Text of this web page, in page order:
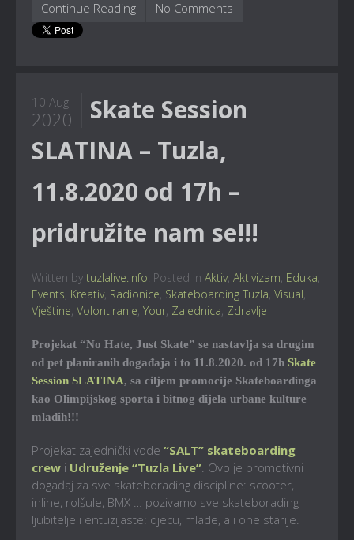
Continue Reading No Comments
10 Aug
2020
Skate Session
SLATINA – Tuzla,
11.8.2020 od 17h –
pridružite nam se!!!
Written by tuzlalive.info . Posted in Aktiv, Aktivizam Eduka
Events Kreativ, Radionice Skateboarding Tuzla Visual
Vještine Volontiranje Your Zajednica Zdravlje
Projekat “No Hate, Just Skate” se nastavlja sa drugim
od pet planiranih događaja i to 11.8.2020. od 17h Skate
Session SLATINA, sa ciljem promocije Skateboardinga
kao Olimpijskog sporta i bitnog dijela urbane kulture
mladih!!!
Projekat zajednički vode “SALT” skateboarding
crew i Udruženje “Tuzla Live” . Ovo je promotivni
događaj za sve skateborading discipline: scooter,
inline, rolšule, BMX … pozivamo sve skateborading
ljubitelje i entuzijaste: djecu, mlade, a i one starije.